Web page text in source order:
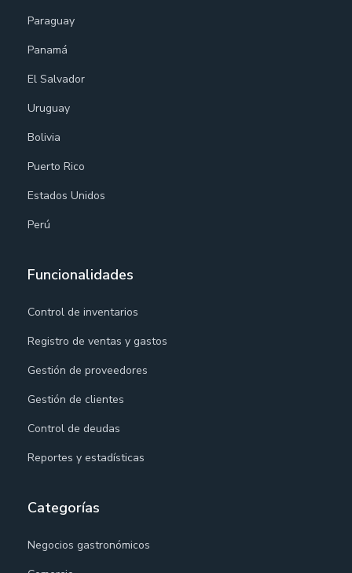
Paraguay
Panamá
El Salvador
Uruguay
Bolivia
Puerto Rico
Estados Unidos
Perú
Funcionalidades
Control de inventarios
Registro de ventas y gastos
Gestión de proveedores
Gestión de clientes
Control de deudas
Reportes y estadísticas
Categorías
Negocios gastronómicos